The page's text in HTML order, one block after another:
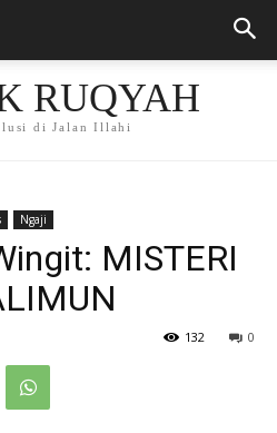
RUQYAH
di Jalan Illahi
Ngaji
MISTERI
0
132